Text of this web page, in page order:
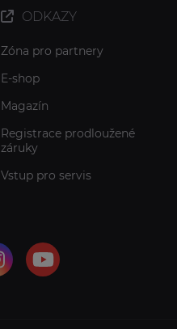
ODKAZY
Zóna pro partnery
E-shop
Magazín
Registrace prodloužené
záruky
Vstup pro servis